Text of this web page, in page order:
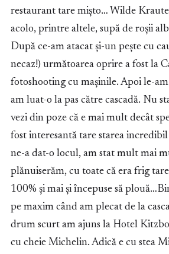
restaurant tare mișto… Wilde
acolo, printre altele, supă de roșii
După ce-am atacat și-un pește cu
necaz!) următoarea oprire a fost la
fotoshooting cu mașinile. Apoi le-
am luat-o la pas către cascadă. Nu
vezi din poze că e mai mult decât
fost interesantă tare starea
ne-a dat-o locul, am stat mult mai
plănuiserăm, cu toate că era frig
100% și mai și începuse să
pe maxim când am plecat de la
drum scurt am ajuns la Hotel
cu cheie Michelin. Adică e cu stea